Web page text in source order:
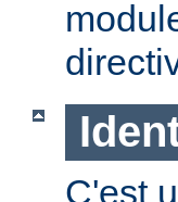
C'est